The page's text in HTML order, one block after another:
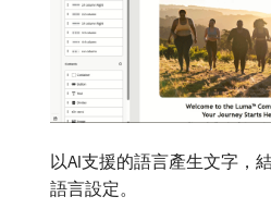
以AI支援的語言產生文字，
語言設定。